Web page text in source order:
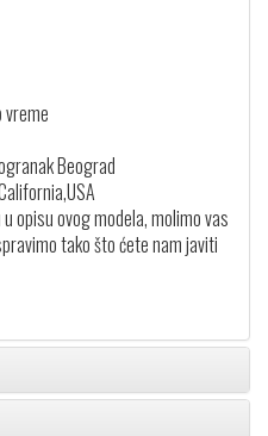
vreme
Beograd
opisu ovog modela, molimo vas
tako što ćete nam javiti